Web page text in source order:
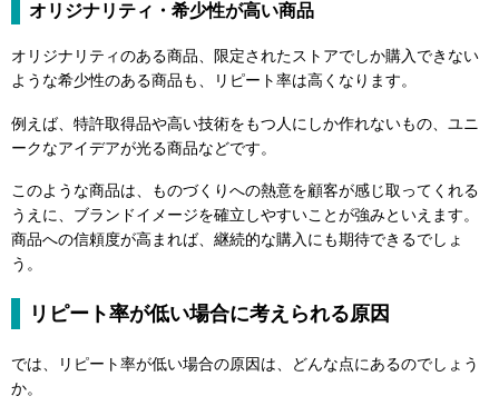
オリジナリティ・希少性が高い商品
オリジナリティのある商品、限定されたストアでしか購入できない
ような希少性のある商品も、リピート率は高くなります。
例えば、特許取得品や高い技術をもつ人にしか作れないもの、ユニ
ークなアイデアが光る商品などです。
このような商品は、ものづくりへの熱意を顧客が感じ取ってくれる
うえに、ブランドイメージを確立しやすいことが強みといえます。
商品への信頼度が高まれば、継続的な購入にも期待できるでしょ
う。
リピート率が低い場合に考えられる原因
では、リピート率が低い場合の原因は、どんな点にあるのでしょう
か。